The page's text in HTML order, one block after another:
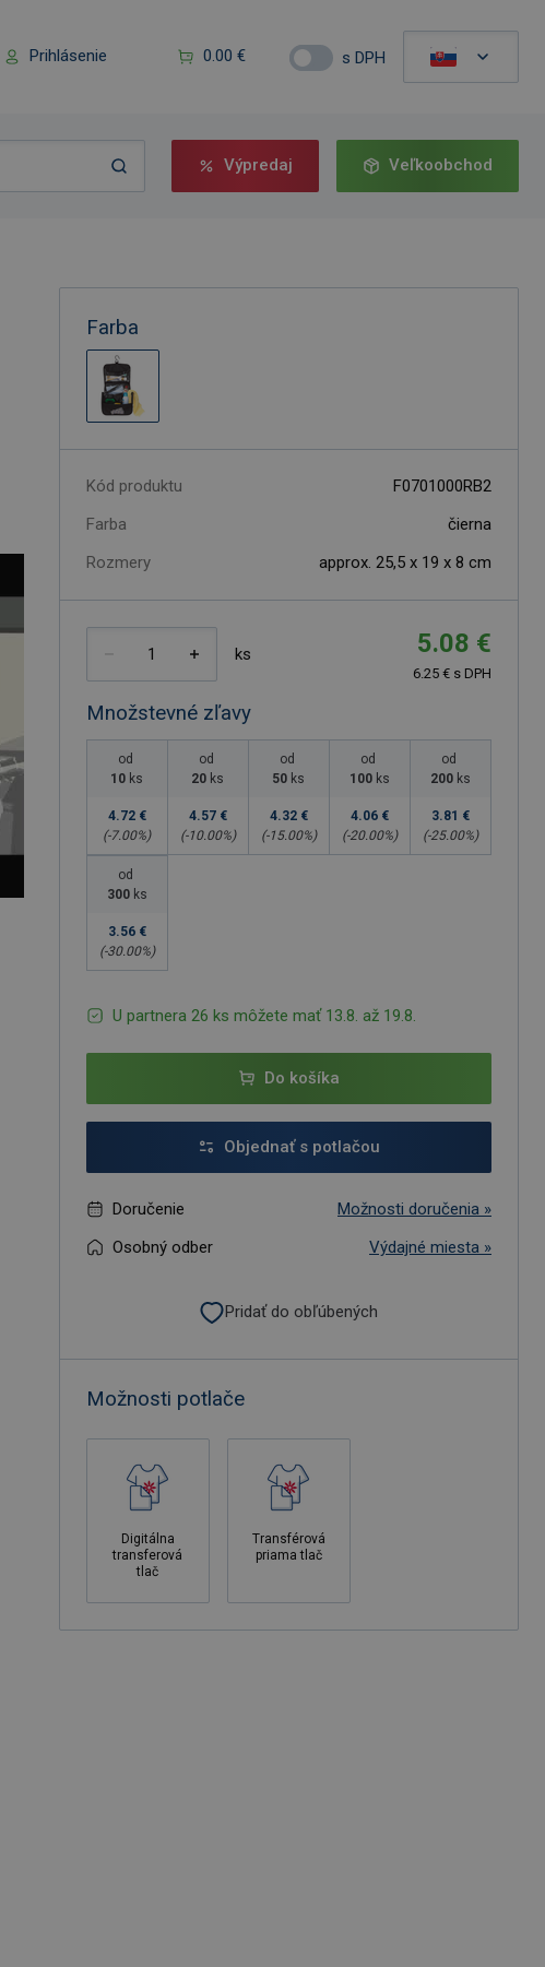
Prihlásenie 0.00 € s DPH
Výpredaj Veľkoobchod
Farba
Kód produktu
F0701000RB2
Farba
čierna
Rozmery
approx. 25,5 x 19 x 8 cm
ks 5.08 €
6.25 € s DPH
Množstevné zľavy
od
10 ks
4.72 €
(-7.00%)
od
20 ks
4.57 €
(-10.00%)
od
50 ks
4.32 €
(-15.00%)
od
100 ks
4.06 €
(-20.00%)
od
200 ks
3.81 €
(-25.00%)
od
300 ks
3.56 €
(-30.00%)
U partnera 26 ks môžete mať 13.8. až 19.8.
Do košíka
Objednať s potlačou
Doručenie
Možnosti doručenia »
Osobný odber
Výdajné miesta »
Pridať do obľúbených
Možnosti potlače
Digitálna
transferová
tlač
Transférová
priama tlač